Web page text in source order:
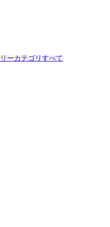
ーカテゴリすべて